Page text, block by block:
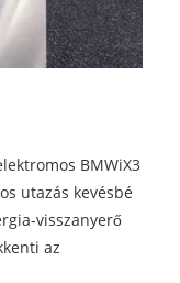
BMWiX3
utazás kevésbé
visszanyerő
az